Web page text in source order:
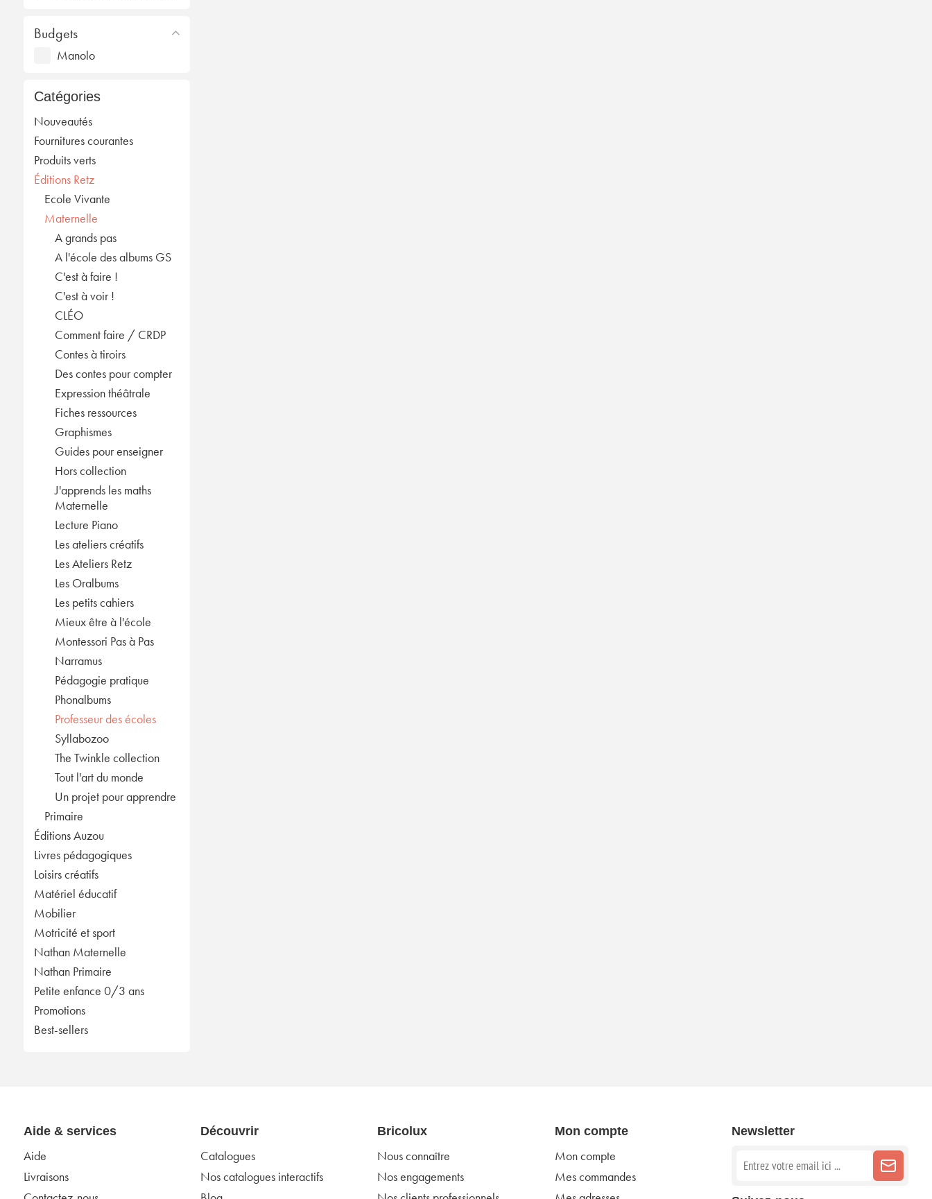
Budgets
Manolo
Catégories
Nouveautés
Fournitures courantes
Produits verts
Éditions Retz
Ecole Vivante
Maternelle
A grands pas
A l'école des albums GS
C'est à faire !
C'est à voir !
CLÉO
Comment faire / CRDP
Contes à tiroirs
Des contes pour compter
Expression théâtrale
Fiches ressources
Graphismes
Guides pour enseigner
Hors collection
J'apprends les maths
Maternelle
Lecture Piano
Les ateliers créatifs
Les Ateliers Retz
Les Oralbums
Les petits cahiers
Mieux être à l'école
Montessori Pas à Pas
Narramus
Pédagogie pratique
Phonalbums
Professeur des écoles
Syllabozoo
The Twinkle collection
Tout l'art du monde
Un projet pour apprendre
Primaire
Éditions Auzou
Livres pédagogiques
Loisirs créatifs
Matériel éducatif
Mobilier
Motricité et sport
Nathan Maternelle
Nathan Primaire
Petite enfance 0/3 ans
Promotions
Best-sellers
Aide & services
Aide
Livraisons
Découvrir
Catalogues
Nos catalogues interactifs
Bricolux
Nous connaître
Nos engagements
Mon compte
Mon compte
Mes commandes
Newsletter